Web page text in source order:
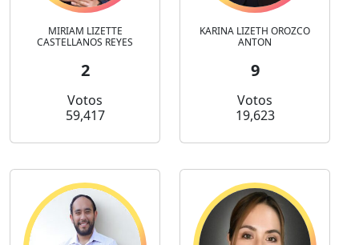
MIRIAM LIZETTE
CASTELLANOS REYES
2
Votos
59,417
KARINA LIZETH OROZCO
ANTON
9
Votos
19,623